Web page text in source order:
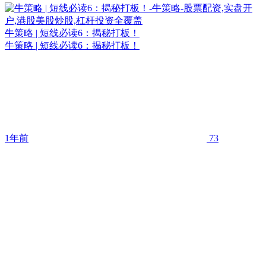
牛策略 | 短线必读6：揭秘打板！
牛策略 | 短线必读6：揭秘打板！
1年前 73